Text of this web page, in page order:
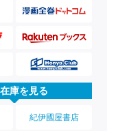
庫を見る
紀伊國屋書店